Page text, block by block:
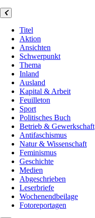
Titel
Aktion
Ansichten
Schwerpunkt
Thema
Inland
Ausland
Kapital & Arbeit
Feuilleton
Sport
Politisches Buch
Betrieb & Gewerkschaft
Antifaschismus
Natur & Wissenschaft
Feminismus
Geschichte
Medien
Abgeschrieben
Leserbriefe
Wochenendbeilage
Fotoreportagen